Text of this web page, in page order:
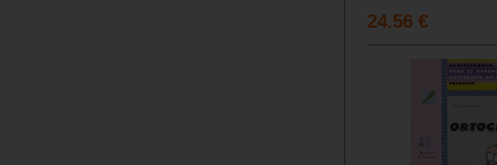
24.56 €